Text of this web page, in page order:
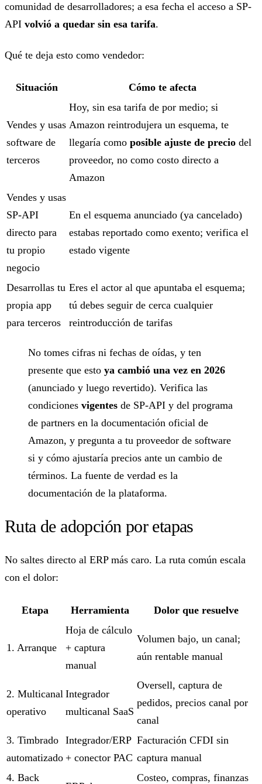
comunidad de desarrolladores; a esa fecha el acceso a SP-
API volvió a quedar sin esa tarifa.
Qué te deja esto como vendedor:
Situación Cómo te afecta
Vendes y usas
software de
terceros
Hoy, sin esa tarifa de por medio; si
Amazon reintrodujera un esquema, te
llegaría como posible ajuste de precio del
proveedor, no como costo directo a
Amazon
Vendes y usas
SP-API
directo para
tu propio
negocio
En el esquema anunciado (ya cancelado)
estabas reportado como exento; verifica el
estado vigente
Desarrollas tu
propia app
para terceros
Eres el actor al que apuntaba el esquema;
tú debes seguir de cerca cualquier
reintroducción de tarifas
No tomes cifras ni fechas de oídas, y ten
presente que esto ya cambió una vez en 2026
(anunciado y luego revertido). Verifica las
condiciones vigentes de SP-API y del programa
de partners en la documentación oficial de
Amazon, y pregunta a tu proveedor de software
si y cómo ajustaría precios ante un cambio de
términos. La fuente de verdad es la
documentación de la plataforma.
Ruta de adopción por etapas
No saltes directo al ERP más caro. La ruta común escala
con el dolor:
Etapa Herramienta Dolor que resuelve
1. Arranque
Hoja de cálculo
+ captura
manual
Volumen bajo, un canal;
aún rentable manual
2. Multicanal
operativo
Integrador
multicanal SaaS
Oversell, captura de
pedidos, precios canal por
canal
3. Timbrado
automatizado
Integrador/ERP
+ conector PAC
Facturación CFDI sin
captura manual
4. Back
Costeo, compras, finanzas